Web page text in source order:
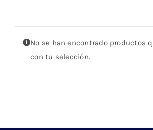
Dotaciones
No se han encontrado productos
con tu selección.